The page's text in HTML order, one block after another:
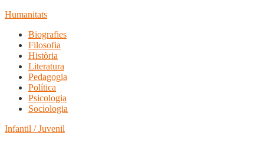
Humanitats
Biografies
Filosofia
Història
Literatura
Pedagogia
Política
Psicologia
Sociologia
Infantil / Juvenil